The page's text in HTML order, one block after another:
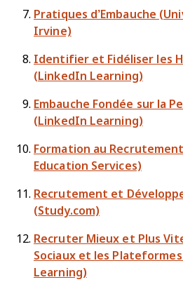
Pratiques d’Embauche
Irvine)
Identifier et Fidéliser les
(LinkedIn Learning)
Embauche Fondée sur la
(LinkedIn Learning)
Formation au
Education Services)
Recrutement et
(Study.com)
Recruter Mieux et Plus
Sociaux et les
Learning)